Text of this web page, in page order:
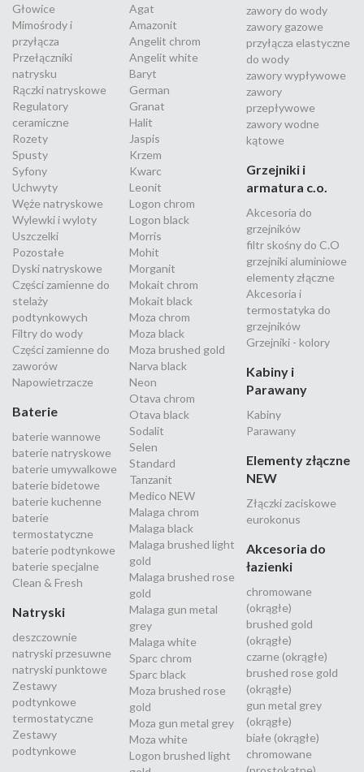
Głowice
Mimośrody i
przyłącza
Przełączniki
natrysku
Rączki natryskowe
Regulatory
ceramiczne
Rozety
Spusty
Syfony
Uchwyty
Węże natryskowe
Wylewki i wyloty
Uszczelki
Pozostałe
Dyski natryskowe
Części zamienne do
stelaży
podtynkowych
Filtry do wody
Części zamienne do
zaworów
Napowietrzacze
Baterie
baterie wannowe
baterie natryskowe
baterie umywalkowe
baterie bidetowe
baterie kuchenne
baterie
termostatyczne
baterie podtynkowe
baterie specjalne
Clean & Fresh
Natryski
deszczownie
natryski przesuwne
natryski punktowe
Zestawy
podtynkowe
termostatyczne
Zestawy
podtynkowe
Agat
Amazonit
Angelit chrom
Angelit white
Baryt
German
Granat
Halit
Jaspis
Krzem
Kwarc
Leonit
Logon chrom
Logon black
Morris
Mohit
Morganit
Mokait chrom
Mokait black
Moza chrom
Moza black
Moza brushed gold
Narva black
Neon
Otava chrom
Otava black
Sodalit
Selen
Standard
Tanzanit
Medico NEW
Malaga chrom
Malaga black
Malaga brushed light
gold
Malaga brushed rose
gold
Malaga gun metal
grey
Malaga white
Sparc chrom
Sparc black
Moza brushed rose
gold
Moza gun metal grey
Moza white
Logon brushed light
zawory do wody
zawory gazowe
przyłącza elastyczne
do wody
zawory wypływowe
zawory
przepływowe
zawory wodne
kątowe
Grzejniki i
armatura c.o.
Akcesoria do
grzejników
filtr skośny do C.O
grzejniki aluminiowe
elementy złączne
Akcesoria i
termostatyka do
grzejników
Grzejniki - kolory
Kabiny i
Parawany
Kabiny
Parawany
Elementy złączne
NEW
Złączki zaciskowe
eurokonus
Akcesoria do
łazienki
chromowane
(okrągłe)
brushed gold
(okrągłe)
czarne (okrągłe)
brushed rose gold
(okrągłe)
gun metal grey
(okrągłe)
białe (okrągłe)
chromowane